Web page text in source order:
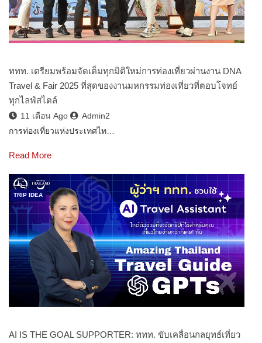
ททท. เตรียมพร้อมจัดเต็มทุกมิติใหม่การท่องเที่ยวผ่านงาน DNA
Travel & Fair 2025 ที่สุดของงานมหกรรมท่องเที่ยวที่ตอบโจทย์
ทุกไลฟ์สไตล์
11 เดือน Ago
Admin2
การท่องเที่ยวแห่งประเทศไท…
Read More
TRIP IDEA
AI IS THE GOAL SUPPORTER: ททท. ขับเคลื่อนกลยุทธ์เที่ยว